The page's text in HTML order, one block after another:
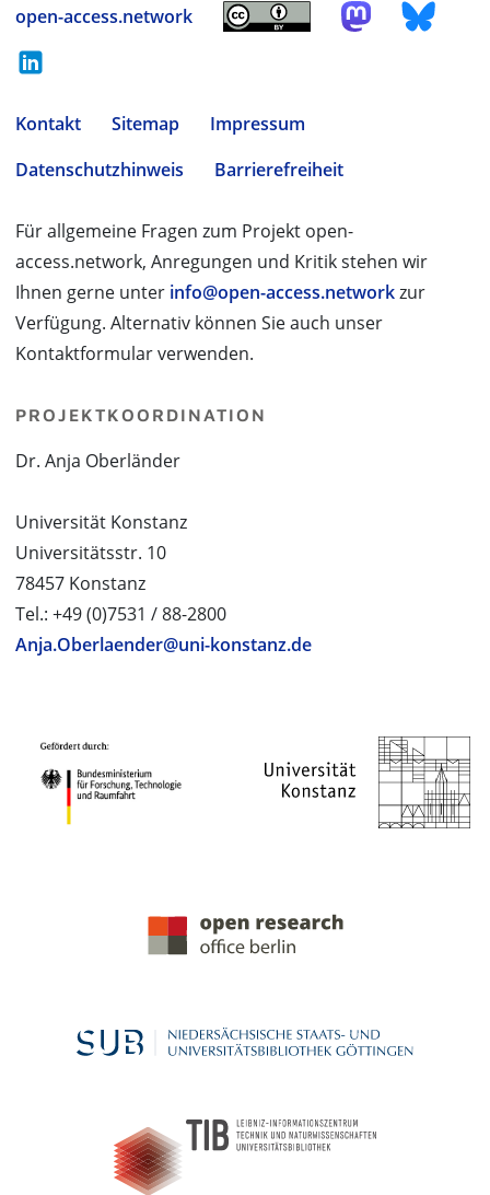
open-access.network
Kontakt Sitemap
Impressum
Datenschutzhinweis
Barrierefreiheit
Für allgemeine Fragen zum Projekt open-
access.network, Anregungen und Kritik stehen wir
Ihnen gerne unter info@open-access.networkzur
Verfügung. Alternativ können Sie auch unser
Kontaktformular verwenden.
PROJEKTKOORDINATION
Dr. Anja Oberländer
Universität Konstanz
Universitätsstr. 10
78457 Konstanz
Tel.: +49 (0)7531 / 88-2800
Anja.Oberlaender@uni-konstanz.de